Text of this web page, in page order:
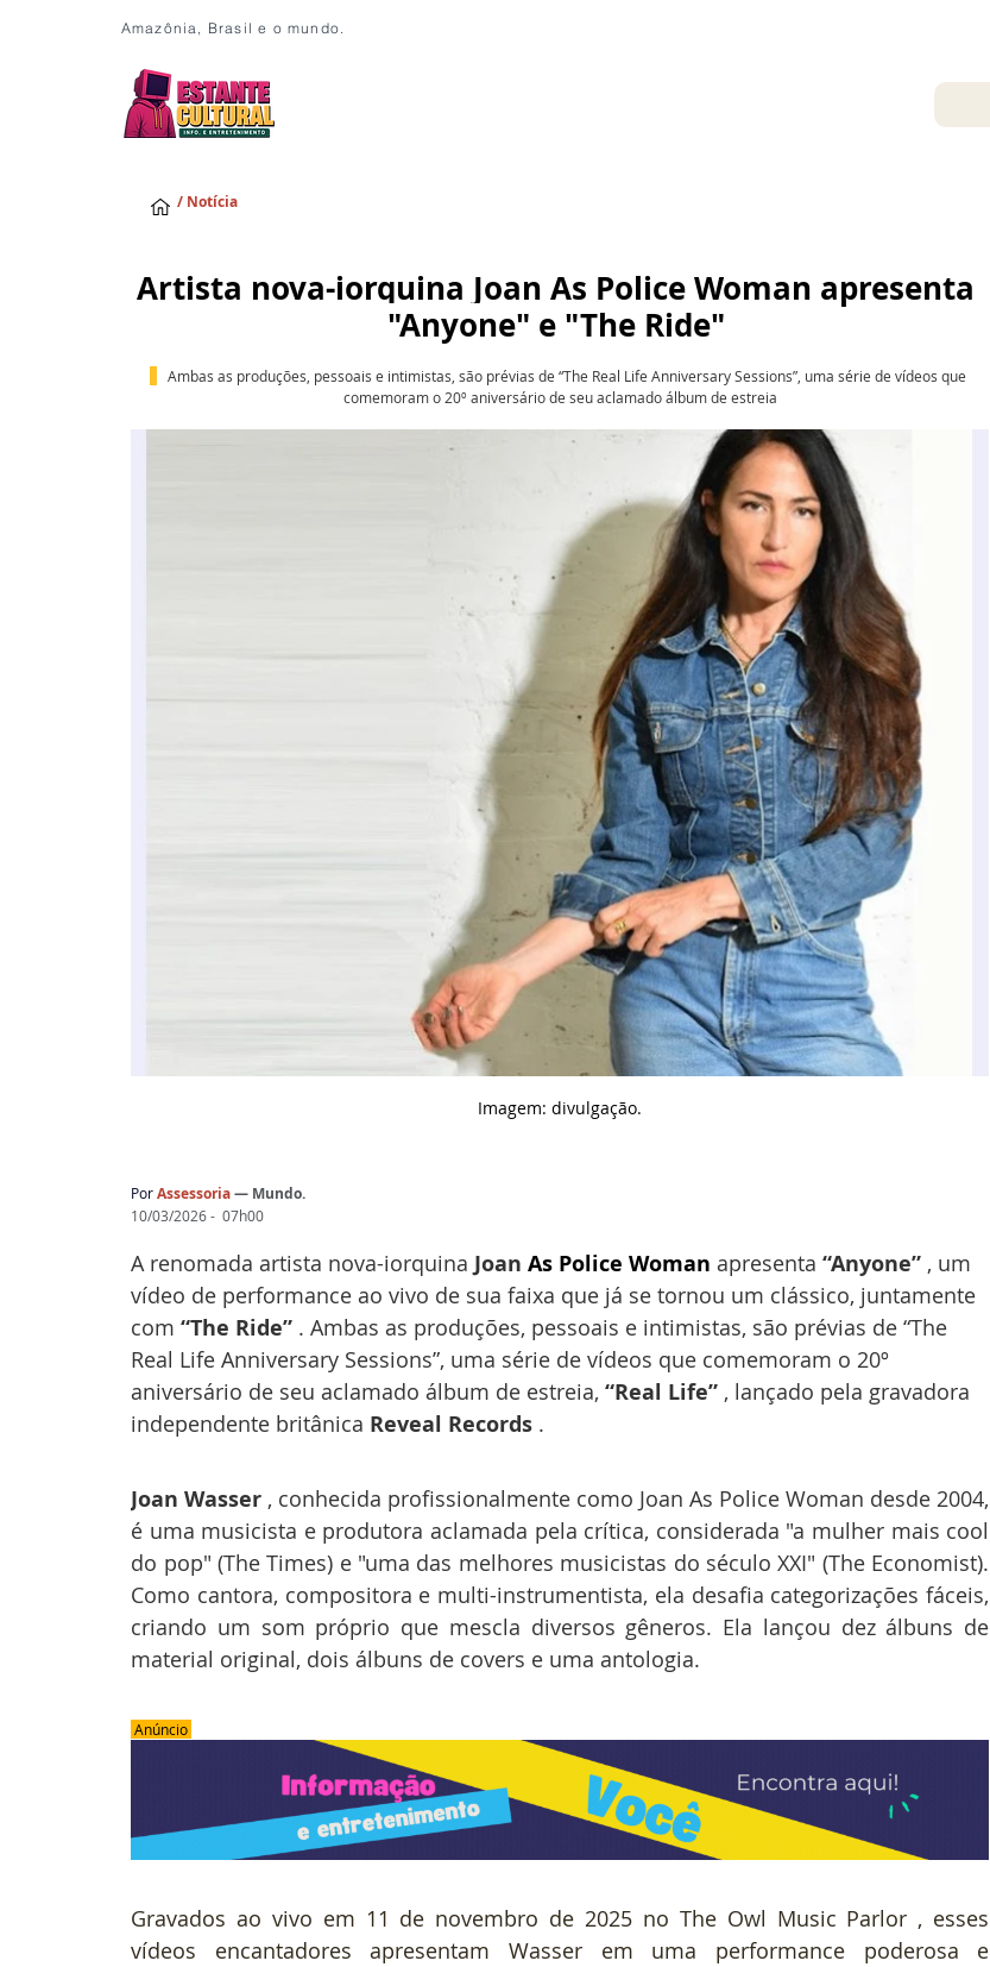
Amazônia, Brasil e o mundo.
/ Notícia
Artista nova-iorquina Joan As Police Woman apresenta
"Anyone" e "The Ride"
Ambas as produções, pessoais e intimistas, são prévias de “The Real Life Anniversary Sessions”, uma série de vídeos que
comemoram o 20º aniversário de seu aclamado álbum de estreia
Imagem: divulgação.
PorAssessoria — Mundo.
10/03/2026 -  07h00
A renomada artista nova-iorquina Joan As Police Woman apresenta “Anyone” , um
vídeo de performance ao vivo de sua faixa que já se tornou um clássico, juntamente
com “The Ride” . Ambas as produções, pessoais e intimistas, são prévias de “The
Real Life Anniversary Sessions”, uma série de vídeos que comemoram o 20º
aniversário de seu aclamado álbum de estreia, “Real Life” , lançado pela gravadora
independente britânica Reveal Records .
Joan Wasser , conhecida profissionalmente como Joan As Police Woman desde 2004,
é uma musicista e produtora aclamada pela crítica, considerada "a mulher mais cool
do pop" (The Times) e "uma das melhores musicistas do século XXI" (The Economist).
Como cantora, compositora e multi-instrumentista, ela desafia categorizações fáceis,
criando um som próprio que mescla diversos gêneros. Ela lançou dez álbuns de
material original, dois álbuns de covers e uma antologia.
Anúncio
Gravados ao vivo em 11 de novembro de 2025 no The Owl Music Parlor , esses
vídeos encantadores apresentam Wasser em uma performance poderosa e